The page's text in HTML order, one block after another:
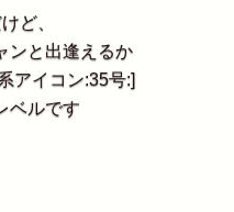
、
と出逢えるか
イコン:35号:]
ベルです